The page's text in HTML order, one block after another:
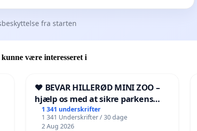
fra starten
være interesseret i
❤️ BEVAR HILLERØD MINI ZOO –
hjælp os med at sikre parkens
fremtid ❤️
1 341 underskrifter
1 341 Underskrifter / 30 dage
2 Aug 2026